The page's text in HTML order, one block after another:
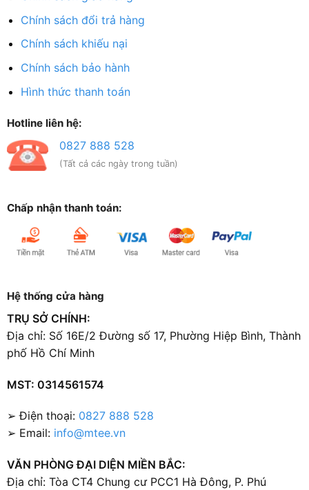
Chính sách đổi trả hàng
Chính sách khiếu nại
Chính sách bảo hành
Hình thức thanh toán
Hotline liên hệ:
0827 888 528
(Tất cả các ngày trong tuần)
Chấp nhận thanh toán:
Hệ thống cửa hàng
TRỤ SỞ CHÍNH:
Địa chỉ: Số 16E/2 Đường số 17, Phường Hiệp Bình, Thành
phố Hồ Chí Minh
MST: 0314561574
➢ Điện thoại: 0827 888 528
➢ Email: info@mtee.vn
VĂN PHÒNG ĐẠI DIỆN MIỀN BẮC:
Địa chỉ: Tòa CT4 Chung cư PCC1 Hà Đông, P. Phú